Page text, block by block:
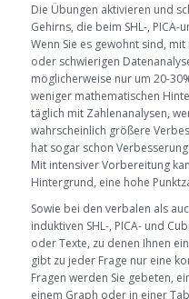
Die Übungen aktivieren und
Gehirns, die beim SHL-,
Wenn Sie es gewohnt sind,
oder schwierigen
möglicherweise nur um 20-
weniger mathematischen
täglich mit Zahlenanalysen,
wahrscheinlich größere
hat sogar schon
Mit intensiver Vorbereitung
Hintergrund, eine hohe
Sowie bei den verbalen als
induktiven SHL-, PICA- und
oder Texte, zu denen Ihnen
gibt zu jeder Frage nur eine
Fragen werden Sie gebeten,
einem Graph oder in einer